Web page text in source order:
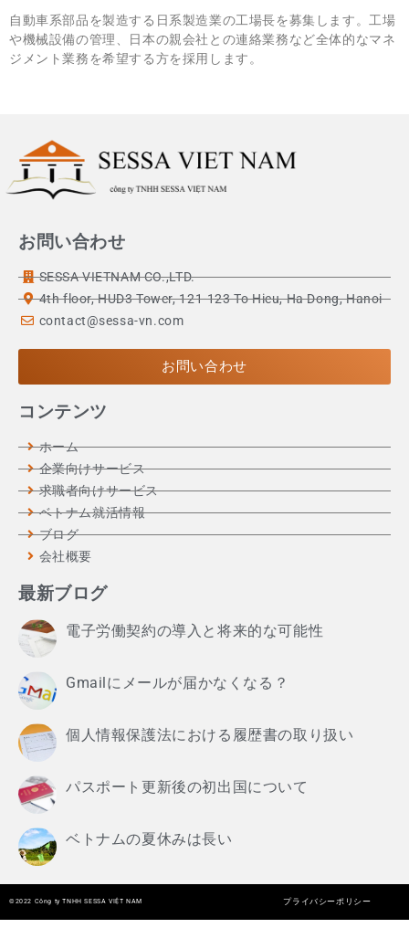
自動車系部品を製造する日系製造業の工場長を募集します。工場
や機械設備の管理、日本の親会社との連絡業務など全体的なマネ
ジメント業務を希望する方を採用します。
お問い合わせ
SESSA VIETNAM CO.,LTD.
4th floor, HUD3 Tower, 121-123 To Hieu, Ha Dong, Hanoi
contact@sessa-vn.com
お問い合わせ
コンテンツ
ホーム
企業向けサービス
求職者向けサービス
ベトナム就活情報
ブログ
会社概要
最新ブログ
電子労働契約の導入と将来的な可能性
Gmailにメールが届かなくなる？
個人情報保護法における履歴書の取り扱い
パスポート更新後の初出国について
ベトナムの夏休みは長い
©︎2022 Công ty TNHH SESSA VIỆT NAM プライバシーポリシー